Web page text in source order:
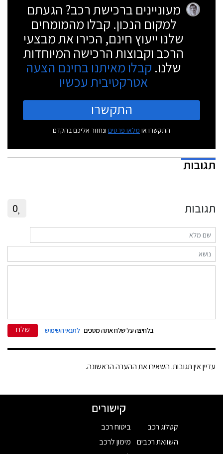
מעוניינים ברכישת רכב? הגעתם
למקום הנכון. קבלו מהמומחים
שלנו ייעוץ חינם, הכירו את מבצעי
הרכב וקבוצות הרכישה המיוחדות
שלנו. קבלו מאיתנו בחינם הצעה
אטרקטיבית עכשיו
התקשרו
התקשרו או מלאו פרטים ונחזור אליכם בהקדם
תגובות
תגובות 0
בלחיצה על שלח אתה מסכים לתנאי השימוש שלח
עדיין אין תגובות. השאירו את ההערה הראשונה.
קישורים
קטלוג רכב
השוואת רכבים
ביטוח רכב
מימון לרכב